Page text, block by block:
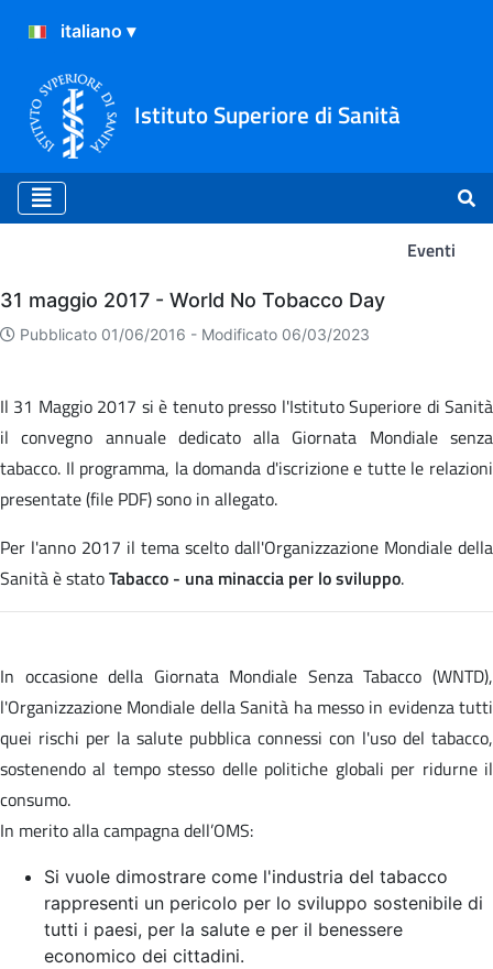
Istituto Superiore di Sanità
Eventi
Eventi
31 maggio 2017 - World No Tobacco Day
Pubblicato 01/06/2016 - Modificato 06/03/2023
Il 31 Maggio 2017 si è tenuto presso l'Istituto Superiore di Sanità
il convegno annuale dedicato alla Giornata Mondiale senza
tabacco. Il programma, la domanda d'iscrizione e tutte le relazioni
presentate (file PDF) sono in allegato.
Per l'anno 2017 il tema scelto dall'Organizzazione Mondiale della
Sanità è statoTabacco - una minaccia per lo sviluppo.
In occasione della Giornata Mondiale Senza Tabacco (WNTD),
l'Organizzazione Mondiale della Sanità ha messo in evidenza tutti
quei rischi per la salute pubblica connessi con l'uso del tabacco,
sostenendo al tempo stesso delle politiche globali per ridurne il
consumo.
In merito alla campagna dell’OMS:
Si vuole dimostrare come l'industria del tabacco
rappresenti un pericolo per lo sviluppo sostenibile di
tutti i paesi, per la salute e per il benessere
economico dei cittadini.